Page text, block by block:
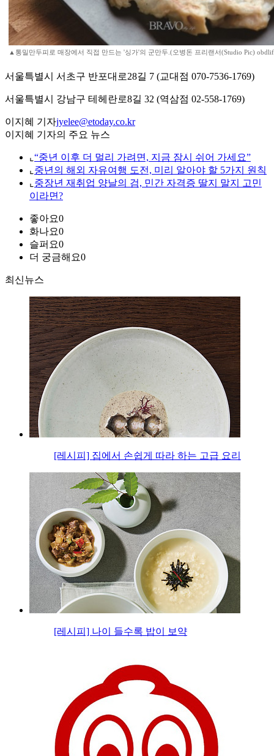
▲통밀만두피로 매장에서 직접 만드는 '싱가'의 군만두.(오병돈 프리랜서(Studio Pic)
서울특별시 서초구 반포대로28길 7 (교대점 070-7536-1769)
서울특별시 강남구 테헤란로8길 32 (역삼점 02-558-1769)
이지혜 기자jyelee@etoday.co.kr
이지혜 기자의 주요 뉴스
⌞ “중년 이후 더 멀리 가려면, 지금 잠시 쉬어 가세요”
⌞ 중년의 해외 자유여행 도전, 미리 알아야 할 5가지 원칙
⌞ 중장년 재취업 양날의 검, 민간 자격증 딸지 말지 고민
이라면?
좋아요0
화나요0
슬퍼요0
더 궁금해요0
최신뉴스
[레시피] 집에서 손쉽게 따라 하는 고급 요리
[레시피] 나이 들수록 밥이 보약